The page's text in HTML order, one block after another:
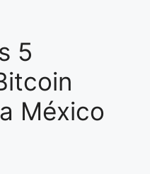
5
México